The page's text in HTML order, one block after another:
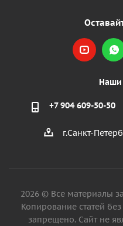
Наши
+7 904 609-50-50
г.Санкт-
2026 © Все материалы
Копирование статей
запрещено. Сайт не